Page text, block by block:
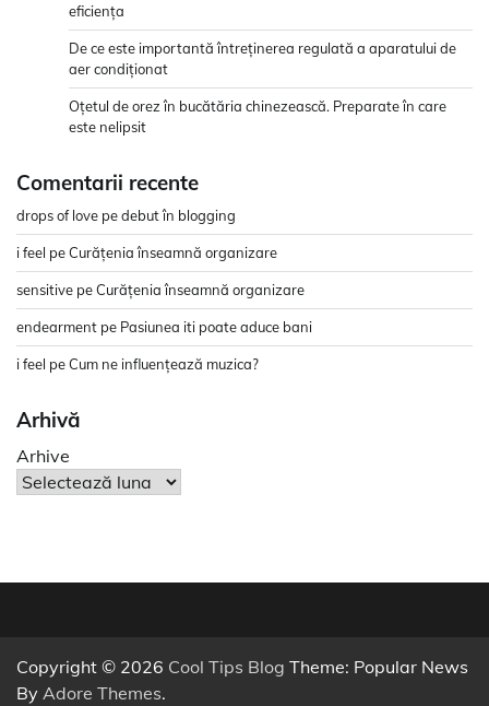
eficiența
De ce este importantă întreținerea regulată a aparatului de
aer condiționat
Oțetul de orez în bucătăria chinezească. Preparate în care
este nelipsit
Comentarii recente
drops of love pedebut în blogging
i feel peCurățenia înseamnă organizare
sensitive peCurățenia înseamnă organizare
endearment pe Pasiunea iti poate aduce bani
i feel peCum ne influențează muzica?
Arhivă
Arhive
Copyright © 2026 Cool Tips Blog Theme: Popular News
By Adore Themes.